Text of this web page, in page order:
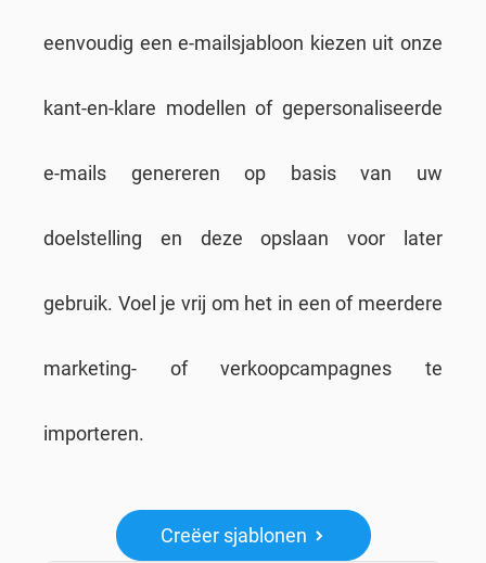
eenvoudig een e-mailsjabloon kiezen uit onze
kant-en-klare modellen of gepersonaliseerde
e-mails genereren op basis van uw
doelstelling en deze opslaan voor later
gebruik. Voel je vrij om het in een of meerdere
marketing- of verkoopcampagnes te
importeren.
Creëer sjablonen